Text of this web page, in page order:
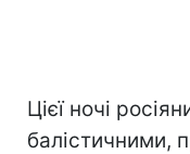
Цієї ночі
балістичними,